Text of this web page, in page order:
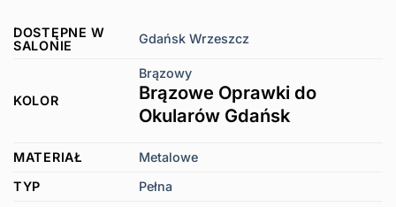
DOSTĘPNE W
SALONIE
Gdańsk Wrzeszcz
KOLOR
Brązowy
Brązowe Oprawki do
Okularów Gdańsk
MATERIAŁ
Metalowe
TYP
Pełna